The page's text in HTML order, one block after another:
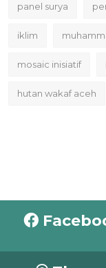
panel surya
iklim
mosaic inisiatif
hutan wakaf aceh